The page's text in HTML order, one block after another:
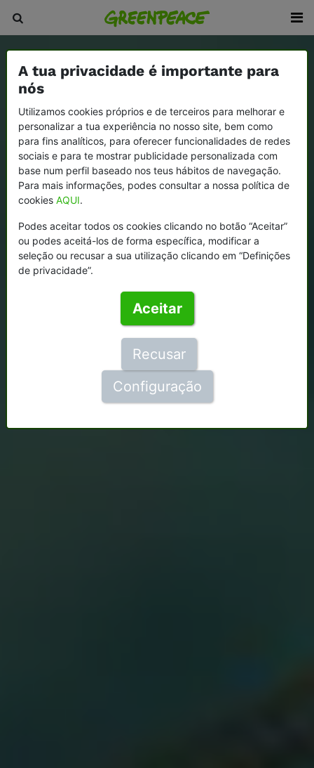
A tua privacidade é importante para
nós
Utilizamos cookies próprios e de terceiros para melhorar e
personalizar a tua experiência no nosso site, bem como
para fins analíticos, para oferecer funcionalidades de redes
sociais e para te mostrar publicidade personalizada com
base num perfil baseado nos teus hábitos de navegação.
Para mais informações, podes consultar a nossa política de
cookies AQUI.
Podes aceitar todos os cookies clicando no botão “Aceitar”
ou podes aceitá-los de forma específica, modificar a
seleção ou recusar a sua utilização clicando em “Definições
de privacidade”.
Aceitar
Recusar
Configuração